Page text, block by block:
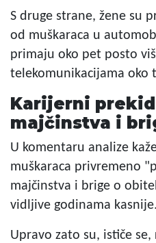
S druge strane, žene su
od muškaraca u
primaju oko pet posto
telekomunikacijama oko
Karijerni
majčinstva i
U komentaru analize
muškaraca privremeno
majčinstva i brige o
vidljive godinama kasnije.
Upravo zato su, ističe